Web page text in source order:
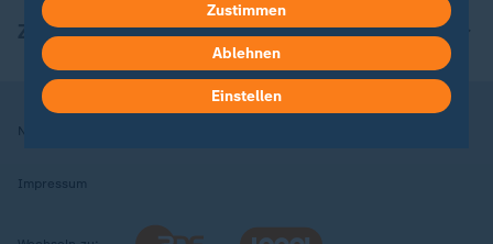
ZDFheute Apps
Nutzungsbedingungen
Impressum
in deinen Einstellungen widerrufen oder ändern.
Hier findest du das Impressum.
Weitere Informationen findest du in unserer
Datenschutzerklärung.
Zustimmen
Ablehnen
Einstellen